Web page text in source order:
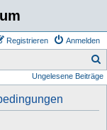
Anmelden
Registrieren
u
Ungelesene Beiträge